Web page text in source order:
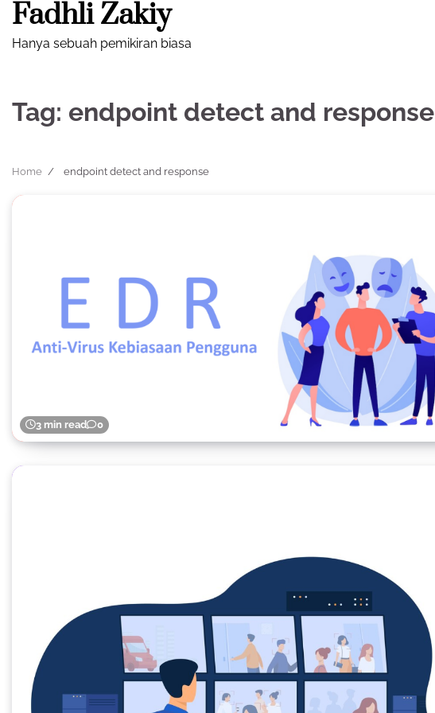
Skip
content
Fadhli Zakiy
Hanya sebuah pemikiran biasa
Tag: endpoint detect and response
Home endpoint detect and response
3 min read 0